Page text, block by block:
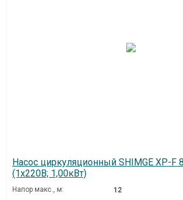
Насос циркуляционный SHIMGE XP-F
(1х220В; 1,00кВт)
Напор макс., м: 12